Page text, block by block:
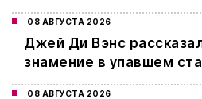
08 АВГУСТА 2026
Джей Ди Вэнс
знамение в упавшем
08 АВГУСТА 2026